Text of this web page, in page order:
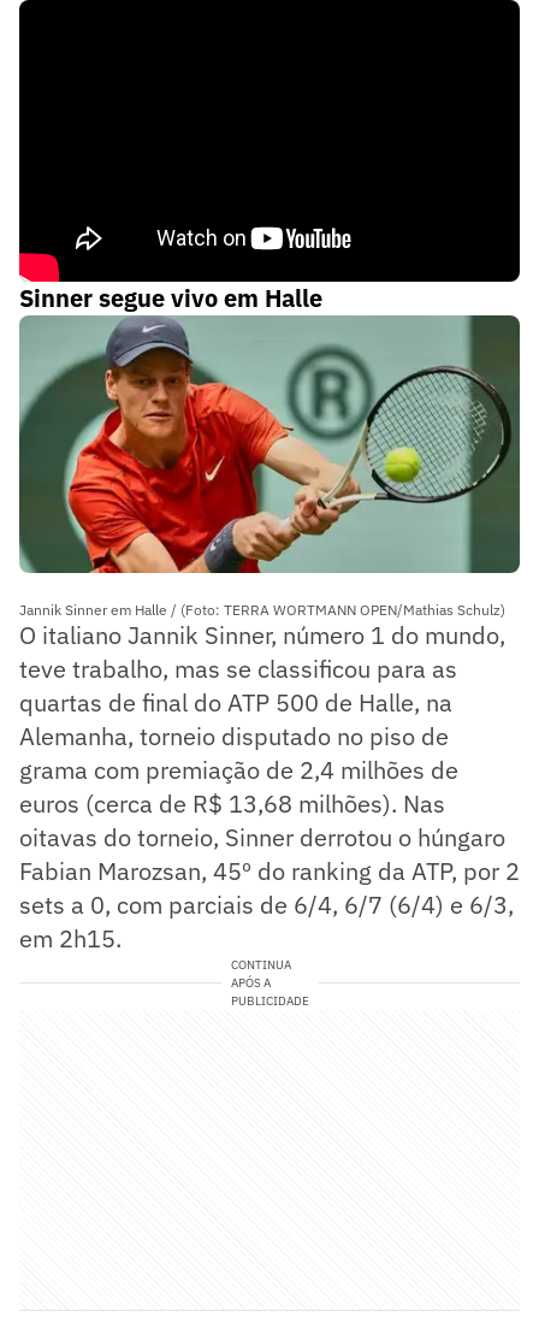
Sinner segue vivo em Halle
Jannik Sinner em Halle / (Foto: TERRA WORTMANN OPEN/Mathias Schulz)
O italiano Jannik Sinner, número 1 do mundo,
teve trabalho, mas se classificou para as
quartas de final do ATP 500 de Halle, na
Alemanha, torneio disputado no piso de
grama com premiação de 2,4 milhões de
euros (cerca de R$ 13,68 milhões). Nas
oitavas do torneio, Sinner derrotou o húngaro
Fabian Marozsan, 45º do ranking da ATP, por 2
sets a 0, com parciais de 6/4, 6/7 (6/4) e 6/3,
em 2h15.
CONTINUA
APÓS A
PUBLICIDADE